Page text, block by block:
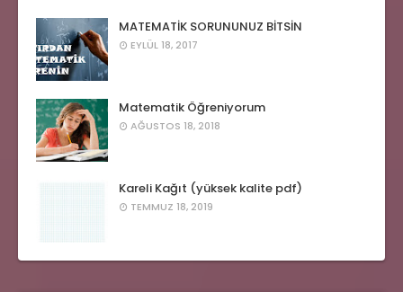
MATEMATİK SORUNUNUZ BİTSİN
EYLÜL 18, 2017
Matematik Öğreniyorum
AĞUSTOS 18, 2018
Kareli Kağıt (yüksek kalite pdf)
TEMMUZ 18, 2019